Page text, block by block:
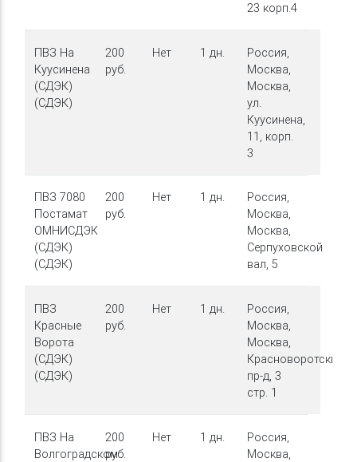
23 корп.4
ПВЗ На
Куусинена
(СДЭК)
(СДЭК)
200
руб.
Нет 1 дн.
Россия,
Москва,
Москва,
ул.
Куусинена,
11, корп.
3
ПВЗ 7080
Постамат
ОМНИСДЭК
(СДЭК)
(СДЭК)
200
руб.
Нет 1 дн.
Россия,
Москва,
Москва,
Серпуховской
вал, 5
ПВЗ
Красные
Ворота
(СДЭК)
(СДЭК)
200
руб.
Нет 1 дн.
Россия,
Москва,
Москва,
Красноворотский
пр-д, 3
стр. 1
ПВЗ На
Волгоградском
200
руб.
Нет 1 дн.
Россия,
Москва,